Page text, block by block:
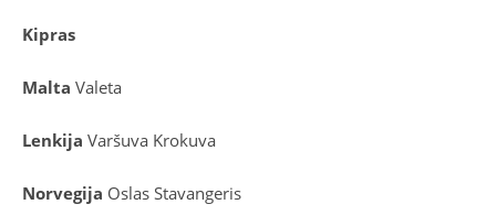
Kipras
Malta Valeta
Lenkija Varšuva Krokuva
Norvegija Oslas Stavangeris